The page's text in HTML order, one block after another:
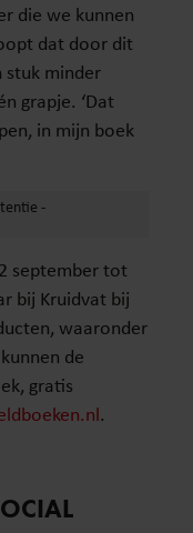
die we kunnen
dat door dit
stuk minder
grapje. ‘Dat
in mijn boek
september tot
bij Kruidvat bij
waaronder
de
gratis
.